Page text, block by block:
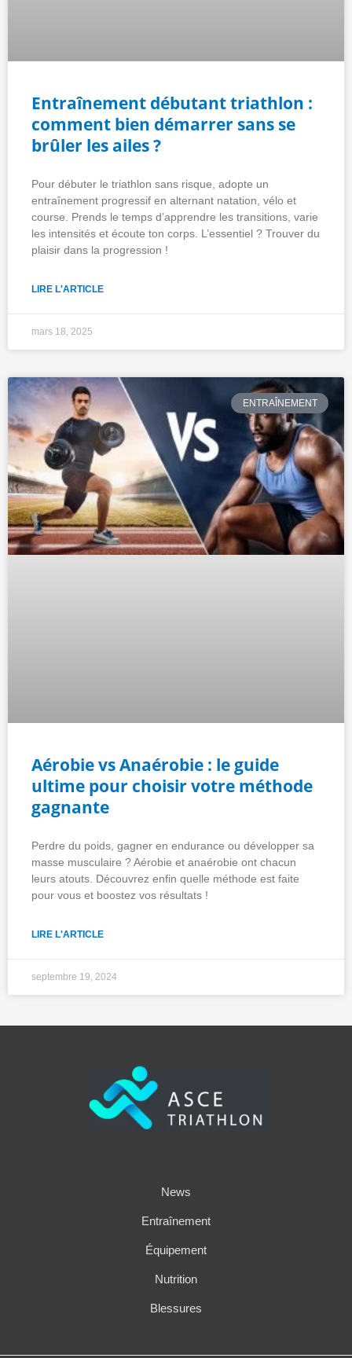
Entraînement débutant triathlon :
comment bien démarrer sans se
brûler les ailes ?
Pour débuter le triathlon sans risque, adopte un
entraînement progressif en alternant natation, vélo et
course. Prends le temps d’apprendre les transitions, varie
les intensités et écoute ton corps. L’essentiel ? Trouver du
plaisir dans la progression !
LIRE L'ARTICLE
mars 18, 2025
ENTRAÎNEMENT
Aérobie vs Anaérobie : le guide
ultime pour choisir votre méthode
gagnante
Perdre du poids, gagner en endurance ou développer sa
masse musculaire ? Aérobie et anaérobie ont chacun
leurs atouts. Découvrez enfin quelle méthode est faite
pour vous et boostez vos résultats !
LIRE L'ARTICLE
septembre 19, 2024
News
Entraînement
Équipement
Nutrition
Blessures